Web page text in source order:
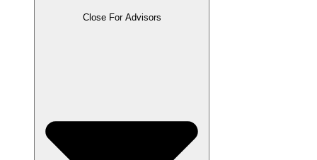
Close For Advisors